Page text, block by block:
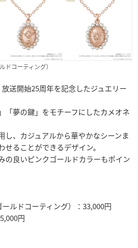
コーティング）
送開始25周年を記念したジュエリー
「夢の鍵」をモチーフにしたカメオネ
し、カジュアルから華やかなシーンま
ることができるデザイン。
の良いピンクゴールドカラーもポイン
ルドコーティング）：33,000円
円